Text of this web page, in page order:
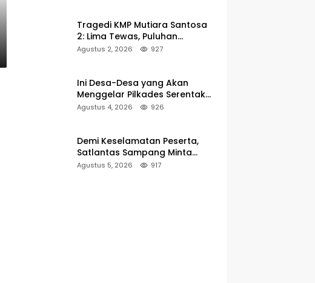
Tragedi KMP Mutiara Santosa
2: Lima Tewas, Puluhan
Penumpang Masih Dalam
Agustus 2, 2026 927
Ini Desa-Desa yang Akan
Menggelar Pilkades Serentak
2027 di Kabupaten Sumenep
Agustus 4, 2026 926
Demi Keselamatan Peserta,
Satlantas Sampang Minta
Latihan Gerak Jalan Pindah ke
Agustus 5, 2026 917